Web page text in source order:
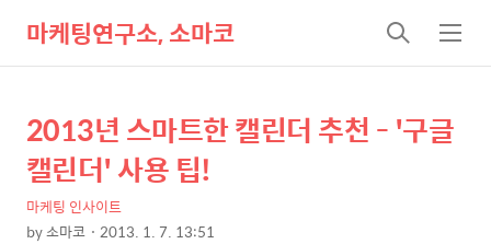
마케팅연구소, 소마코
검
색
메
뉴
상
세
컨
텐
본
문
제
목
2013년 스마트한 캘린더 추천 - '구글
캘린더' 사용 팁!
마케팅 인사이트
by소마코 2013. 1. 7. 13:51